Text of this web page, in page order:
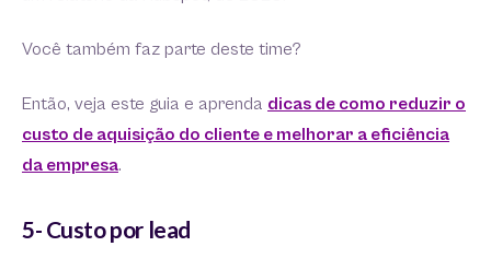
Você também faz parte deste time?
Então, veja este guia e aprenda dicas de como reduzir o
custo de aquisição do cliente e melhorar a eficiência
da empresa.
5- Custo por lead